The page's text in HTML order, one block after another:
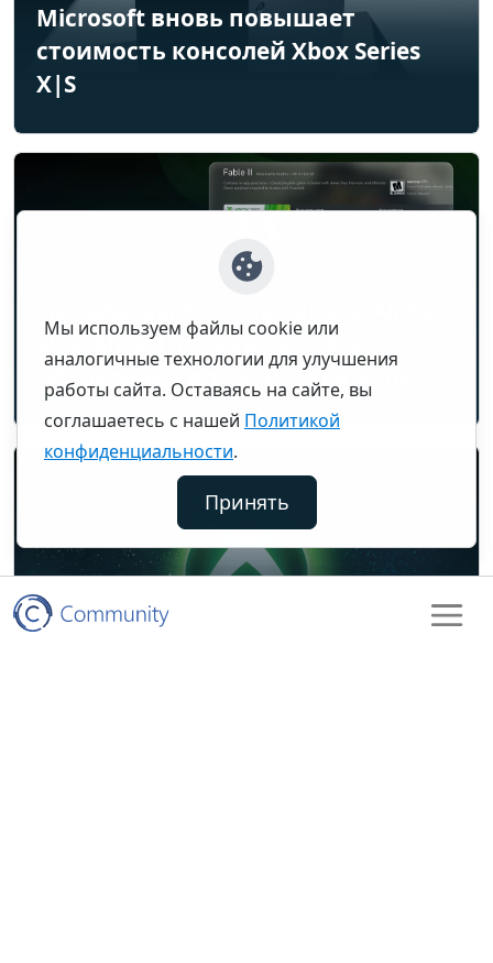
Microsoft вновь повышает
стоимость консолей Xbox Series
X|S
Skip-Ahead получили новое
обновление для консолей Xbox
Всё, что анонсировала Microsoft
на мероприятии Xbox Games
Мы используем файлы cookie или
аналогичные технологии для улучшения
работы сайта. Оставаясь на сайте, вы
соглашаетесь с нашей Политикой
конфиденциальности.
Принять